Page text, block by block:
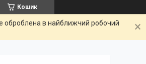
Кошик
оброблена в найближчий робочий